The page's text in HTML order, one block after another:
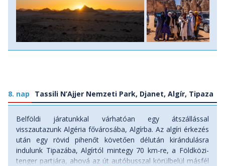
8. nap Tassili N’Ajjer Nemzeti Park, Djanet, Algír, Tipaza
Belföldi járatunkkal várhatóan egy átszállással
visszautazunk Algéria fővárosába, Algírba. Az algíri érkezés
után egy rövid pihenőt követően délután kirándulásra
indulunk Tipazába, Algírtól mintegy 70 km-re, a Földközi-
tenger partjára, ahová az út autóbusszal körülbelül másfél